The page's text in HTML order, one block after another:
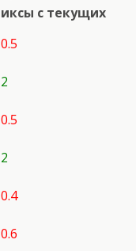
иксы с текущих
0.5
2
0.5
2
0.4
0.6